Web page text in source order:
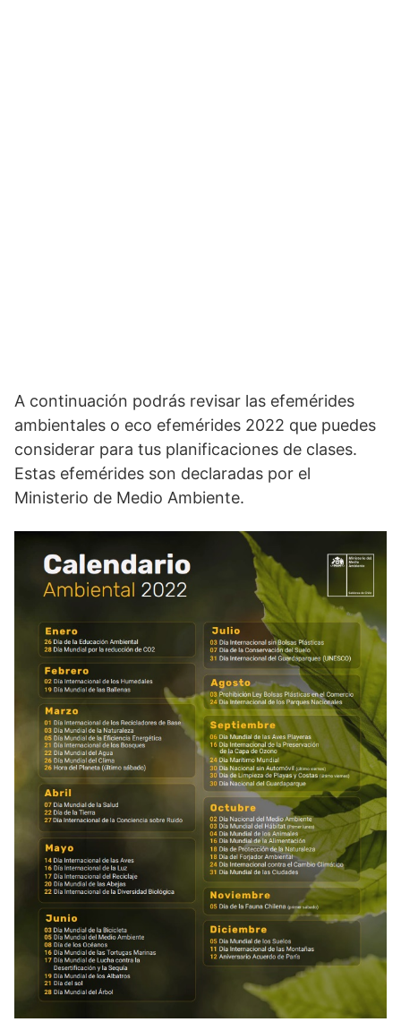
A continuación podrás revisar las efemérides
ambientales o eco efemérides 2022 que puedes
considerar para tus planificaciones de clases.
Estas efemérides son declaradas por el
Ministerio de Medio Ambiente.